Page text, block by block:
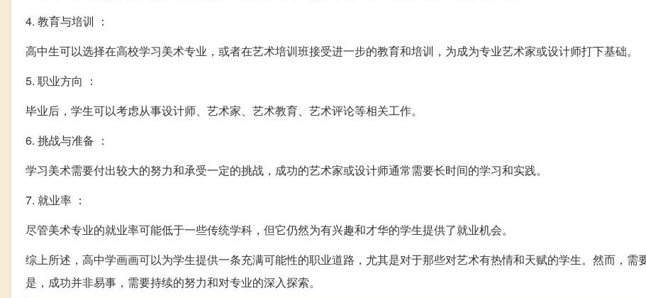
4. 教育与培训 ：
高中生可以选择在高校学习美术专业，或者在艺术培训班接受进一步的教育和培训，为成为专业艺术家或设计师打下基础。
5. 职业方向 ：
毕业后，学生可以考虑从事设计师、艺术家、艺术教育、艺术评论等相关工作。
6. 挑战与准备 ：
学习美术需要付出较大的努力和承受一定的挑战，成功的艺术家或设计师通常需要长时间的学习和实践。
7. 就业率 ：
尽管美术专业的就业率可能低于一些传统学科，但它仍然为有兴趣和才华的学生提供了就业机会。
综上所述，高中学画画可以为学生提供一条充满可能性的职业道路，尤其是对于那些对艺术有热情和天赋的学生。然而，需
是，成功并非易事，需要持续的努力和对专业的深入探索。